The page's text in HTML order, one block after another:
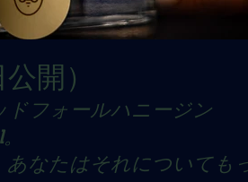
開）
ドフォールハニージン
あなたはそれについても